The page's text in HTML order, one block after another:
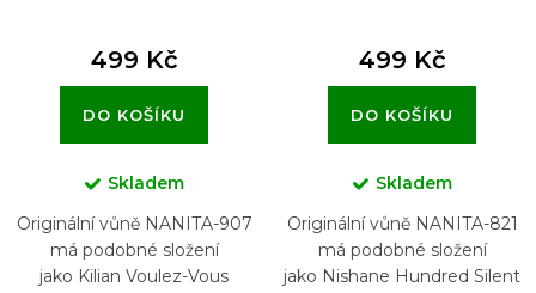
499 Kč
DO KOŠÍKU
Skladem
Originální vůně NANITA-907
má podobné složení
jako Kilian Voulez-Vous
499 Kč
DO KOŠÍKU
Skladem
Originální vůně NANITA-821
má podobné složení
jako Nishane Hundred Silent